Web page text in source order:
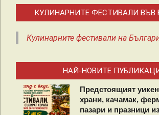
КУЛИНАРНИТЕ ФЕСТИВАЛИ ВЪВ
Кулинарните фестивали на
НАЙ-НОВИТЕ
Предстоящият
храни, качамак,
пазари и празници